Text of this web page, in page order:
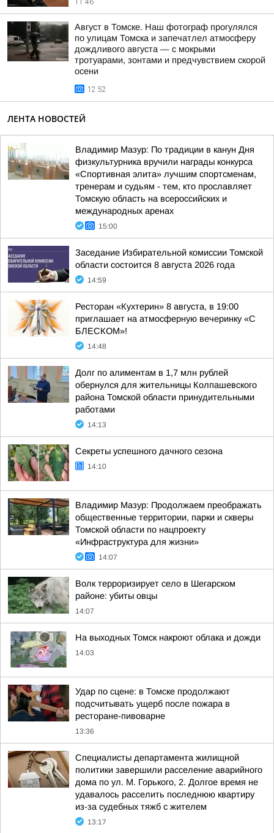
11:46
Август в Томске. Наш фотограф прогулялся
по улицам Томска и запечатлел атмосферу
дождливого августа — с мокрыми
тротуарами, зонтами и предчувствием скорой
осени
12:52
ЛЕНТА НОВОСТЕЙ
Владимир Мазур: По традиции в канун Дня
физкультурника вручили награды конкурса
«Спортивная элита» лучшим спортсменам,
тренерам и судьям - тем, кто прославляет
Томскую область на всероссийских и
международных аренах
15:00
Заседание Избирательной комиссии Томской
области состоится 8 августа 2026 года
14:59
Ресторан «Кухтерин» 8 августа, в 19:00
приглашает на атмосферную вечеринку «С
БЛЕСКОМ»!
14:48
Долг по алиментам в 1,7 млн рублей
обернулся для жительницы Колпашевского
района Томской области принудительными
работами
14:13
Секреты успешного дачного сезона
14:10
Владимир Мазур: Продолжаем преображать
общественные территории, парки и скверы
Томской области по нацпроекту
«Инфраструктура для жизни»
14:07
Волк терроризирует село в Шегарском
районе: убиты овцы
14:07
На выходных Томск накроют облака и дожди
14:03
Удар по сцене: в Томске продолжают
подсчитывать ущерб после пожара в
ресторане-пивоварне
13:36
Специалисты департамента жилищной
политики завершили расселение аварийного
дома по ул. М. Горького, 2. Долгое время не
удавалось расселить последнюю квартиру
из-за судебных тяжб с жителем
13:17